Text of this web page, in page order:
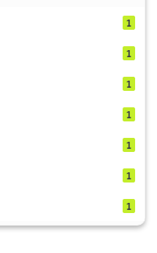
1
1
1
1
1
1
1